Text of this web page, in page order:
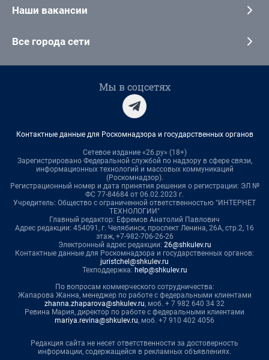
Наши вакансии
Все города сети
Мы в соцсетях
Контактные данные для Роскомнадзора и государственных органов
Сетевое издание «26.ру» (18+)
Зарегистрировано Федеральной службой по надзору в сфере связи,
информационных технологий и массовых коммуникаций
(Роскомнадзор).
Регистрационный номер и дата принятия решения о регистрации: ЭЛ №
ФС 77-84684 от 06.02.2023 г.
Учредитель: Общество с ограниченной ответственностью "ИНТЕРНЕТ
ТЕХНОЛОГИИ"
Главный редактор: Ефремов Анатолий Павлович
Адрес редакции: 454091, г. Челябинск, проспект Ленина, 26А, стр.2, 16
этаж, +7-982-706-26-26
Электронный адрес редакции: 26@shkulev.ru
Контактные данные для Роскомнадзора и государственных органов:
juristchel@shkulev.ru
Техподдержка: help@shkulev.ru
По вопросам коммерческого сотрудничества:
Жапарова Жанна, менеджер по работе с федеральными клиентами
zhanna.zhaparova@shkulev.ru, моб. + 7 982 640 34 32
Ревина Мария, директор по работе с федеральными клиентами
mariya.revina@shkulev.ru, моб. +7 910 402 4056
Редакция сайта не несет ответственности за достоверность
информации, содержащейся в рекламных объявлениях.